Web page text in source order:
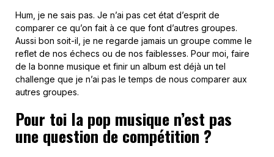
Hum, je ne sais pas. Je n’ai pas cet état d’esprit de
comparer ce qu’on fait à ce que font d’autres groupes.
Aussi bon soit-il, je ne regarde jamais un groupe comme le
reflet de nos échecs ou de nos faiblesses. Pour moi, faire
de la bonne musique et finir un album est déjà un tel
challenge que je n’ai pas le temps de nous comparer aux
autres groupes.
Pour toi la pop musique n’est pas
une question de compétition ?